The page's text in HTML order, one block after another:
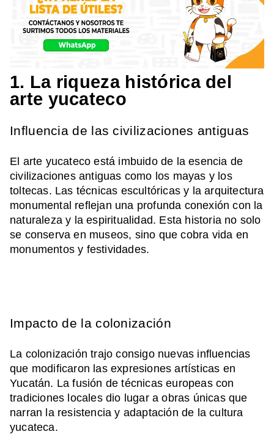
1. La riqueza histórica del
arte yucateco
Influencia de las civilizaciones antiguas
El arte yucateco está imbuido de la esencia de
civilizaciones antiguas como los mayas y los
toltecas. Las técnicas escultóricas y la arquitectura
monumental reflejan una profunda conexión con la
naturaleza y la espiritualidad. Esta historia no solo
se conserva en museos, sino que cobra vida en
monumentos y festividades.
Impacto de la colonización
La colonización trajo consigo nuevas influencias
que modificaron las expresiones artísticas en
Yucatán. La fusión de técnicas europeas con
tradiciones locales dio lugar a obras únicas que
narran la resistencia y adaptación de la cultura
yucateca.